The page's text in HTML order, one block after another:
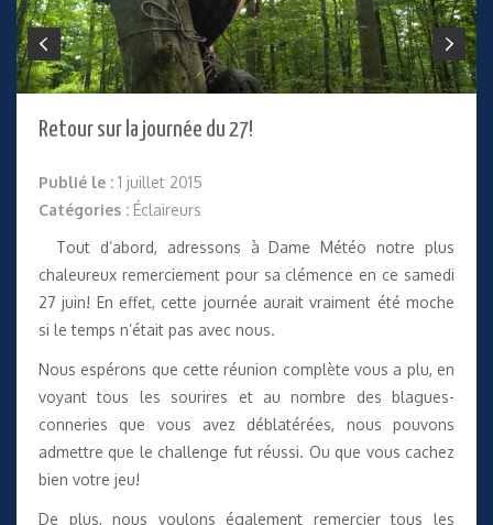
Retour sur la journée du 27!
Publié le : 1 juillet 2015
Catégories : Éclaireurs
Tout d’abord, adressons à Dame Météo notre plus
chaleureux remerciement pour sa clémence en ce samedi
27 juin! En effet, cette journée aurait vraiment été moche
si le temps n’était pas avec nous.
Nous espérons que cette réunion complète vous a plu, en
voyant tous les sourires et au nombre des blagues-
conneries que vous avez déblatérées, nous pouvons
admettre que le challenge fut réussi. Ou que vous cachez
bien votre jeu!
De plus, nous voulons également remercier tous les